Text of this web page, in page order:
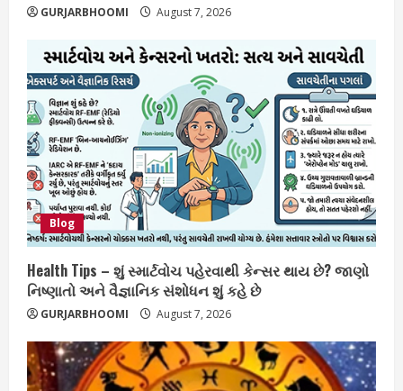
GURJARBHOOMI August 7, 2026
Blog
Health Tips – શું સ્માર્ટવોચ પહેરવાથી કેન્સર થાય છે? જાણો
નિષ્ણાતો અને વૈજ્ઞાનિક સંશોધન શું કહે છે
GURJARBHOOMI August 7, 2026